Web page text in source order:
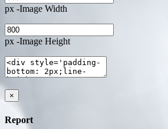
px -Image Width
px -Image Height
×
Report